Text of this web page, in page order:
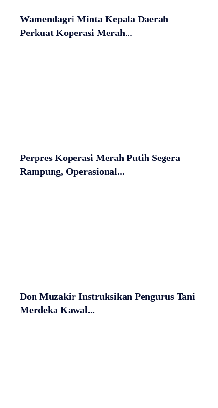
Wamendagri Minta Kepala Daerah
Perkuat Koperasi Merah...
Perpres Koperasi Merah Putih Segera
Rampung, Operasional...
Don Muzakir Instruksikan Pengurus Tani
Merdeka Kawal...